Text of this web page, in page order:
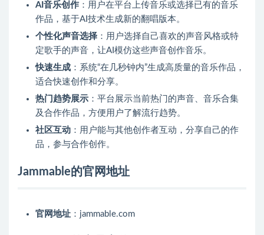
AI音乐创作 ：用户在平台上传音乐或选择已有的音乐
作品，基于AI技术生成新的翻唱版本。
个性化声音选择 ：用户选择自己喜欢的声音风格或特
定歌手的声音，让AI模仿这些声音创作音乐。
快速生成 ：系统“在几秒钟内”生成高质量的音乐作品，
适合快速创作和分享。
热门趋势展示 ：平台展示当前热门的声音、音乐合集
及合作作品，方便用户了解流行趋势。
社区互动 ：用户能与其他创作者互动，分享自己的作
品，参与合作创作。
Jammable的官网地址
官网地址 ：jammable.com